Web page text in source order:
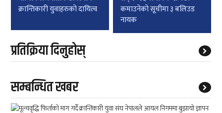
क्रान्तिकारी युवाहरुको दायित्व
कमाउनेको सूचीमा ३ बलिउड
नायक
प्रतिक्रिया दिनुहोस्
सम्बन्धित खबर